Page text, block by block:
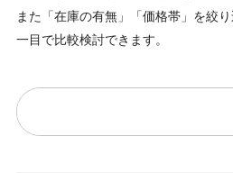
また「在庫の有無」「価格帯」を絞
一目で比較検討できます。